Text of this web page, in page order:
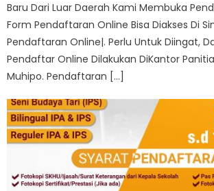
Baru Dari Luar Daerah Kami Membuka
Form Pendaftaran Online Bisa Diakses Di
Pendaftaran Online|. Perlu Untuk Diingat,
Pendaftar Online Dilakukan DiKantor Panitia
Muhipo. Pendaftaran […]